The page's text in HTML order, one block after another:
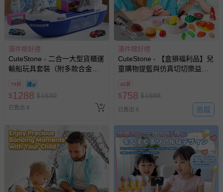
滿件贈好禮
CuteStone - 二合一大型貨櫃運
輸船玩具套裝（附多款合金小
功能/生日禮物）
79折
$1288 $1630
已售出 8
搶購一空
滿件贈好禮
CuteStone - 【盒損福利品】兒
童購物提籃與仿真切切樂益智
45折
$758 $1688
已售出 6 追蹤